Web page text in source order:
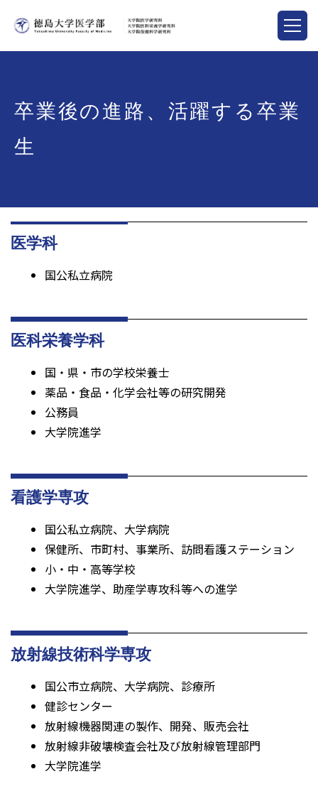
卒業後の進路、活躍する卒業
生
医学科
国公私立病院
医科栄養学科
国・県・市の学校栄養士
薬品・食品・化学会社等の研究開発
公務員
大学院進学
看護学専攻
国公私立病院、大学病院
保健所、市町村、事業所、訪問看護ステーション
小・中・高等学校
大学院進学、助産学専攻科等への進学
放射線技術科学専攻
国公市立病院、大学病院、診療所
健診センター
放射線機器関連の製作、開発、販売会社
放射線非破壊検査会社及び放射線管理部門
大学院進学